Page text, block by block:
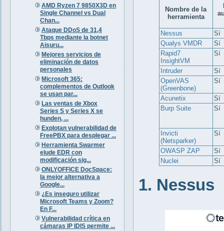
AMD Ryzen 7 9850X3D en
Single Channel vs Dual
Chan...
Ataque DDoS de 31,4
Tbps mediante la botnet
Aisuru...
Mejores servicios de
eliminación de datos
personales
Microsoft 365:
complementos de Outlook
se usan par...
Las ventas de Xbox
Series S y Series X se
hunden, ...
Explotan vulnerabilidad de
FreePBX para desplegar ...
Herramienta Swarmer
elude EDR con
modificación sig...
ONLYOFFICE DocSpace:
la mejor alternativa a
Google...
¿Es inseguro utilizar
Microsoft Teams y Zoom?
En F...
Vulnerabilidad crítica en
cámaras IP IDIS permite ...
Nombre de la
herramienta
Nessus
Sí
Qualys VMDR
Sí
Rapid7
InsightVM
Sí
Intruder
Sí
OpenVAS
(Greenbone)
Sí
Acunetix
Sí
Burp Suite
Sí
Invicti
(Netsparker)
Sí
OWASP ZAP
Sí
Nuclei
Sí
1. Nessus